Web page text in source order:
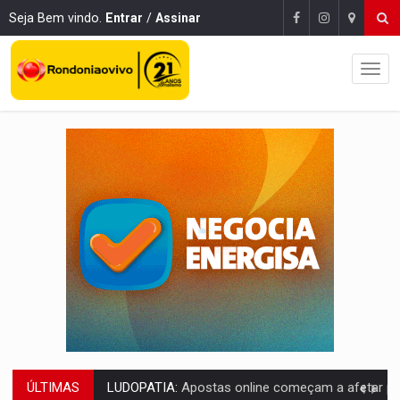
Seja Bem vindo. Entrar / Assinar
ÚLTIMAS REFLORESTAMENTO: Plantar árvores não será mais suficiente para